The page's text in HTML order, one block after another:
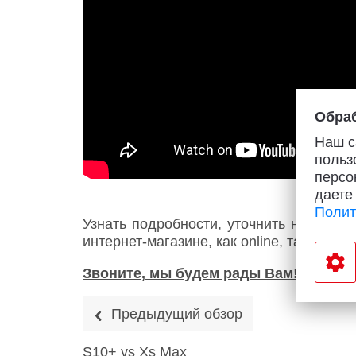
Узнать подробности, уточнить
интернет-магазине, как online, так и по
Звоните, мы будем рады Вам!
Предыдущий обзор
S10+ vs Xs Max
Наш